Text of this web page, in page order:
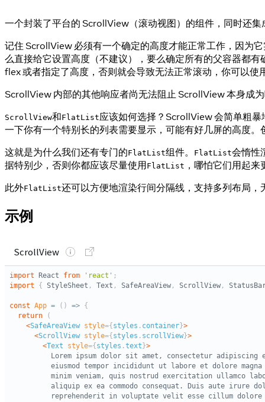
一个封装了平台的 ScrollView（滚动视图）的组件，同时还集
记住 ScrollView 必须有一个确定的高度才能正常工作，因为
么直接给它设置高度（不建议），要么确定所有的父容器都
flex 或者指定了高度，否则就会导致无法正常滚动，你可以
ScrollView 内部的其他响应者尚无法阻止 ScrollView 本身成
ScrollView和FlatList应该如何选择？ScrollView 会简单粗
一下你有一个特别长的列表需要显示，可能有好几屏的高度
这就是为什么我们还有专门的FlatList组件。 FlatList会惰性
据特别少，否则你都应该尽量使用FlatList ，哪怕它们用起来
此外FlatList还可以方便地渲染行间分隔线，支持多列布局，
示例